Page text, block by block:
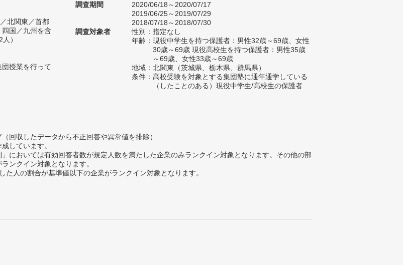
北関東／首都
国／九州を含
）
授業を行って
調査期間
2020/06/18～2020/07/17
2019/06/25～2019/07/29
2018/07/18～2018/07/30
調査対象者
性別：指定なし
年齢：現役中学生を持つ保護者：男性32歳～69歳、女性
30歳～69歳 現役高校生を持つ保護者：男性35歳
～69歳、女性33歳～69歳
地域：北関東（茨城県、栃木県、群馬県）
条件：高校受験を対象とする集団塾に通年通学している
（したことのある）現役中学生/高校生の保護者
回収したデータから不正回答や異常値を排除）
しています。
においては有効回答者数が規定人数を満たした企業のみランクイン対象となります。その他の部
ンクイン対象となります。
人の割合が基準値以下の企業がランクイン対象となります。